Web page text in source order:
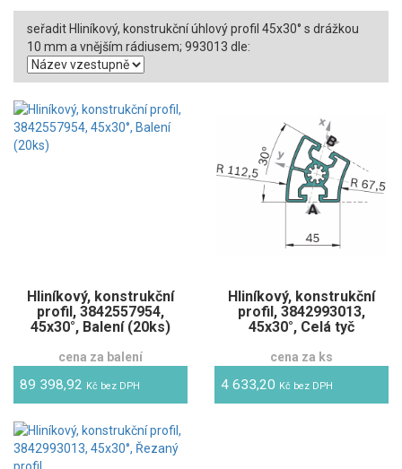
seřadit Hliníkový, konstrukční úhlový profil 45x30° s drážkou
10 mm a vnějším rádiusem; 993013 dle:
Hliníkový, konstrukční
profil, 3842557954,
45x30°, Balení (20ks)
cena za balení
89 398,92 Kč bez DPH
Hliníkový, konstrukční
profil, 3842993013,
45x30°, Celá tyč
cena za ks
4 633,20 Kč bez DPH